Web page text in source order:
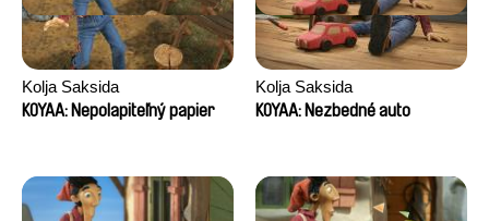
Kolja Saksida
KOYAA: Nepolapiteľný papier
Kolja Saksida
KOYAA: Nezbedné auto